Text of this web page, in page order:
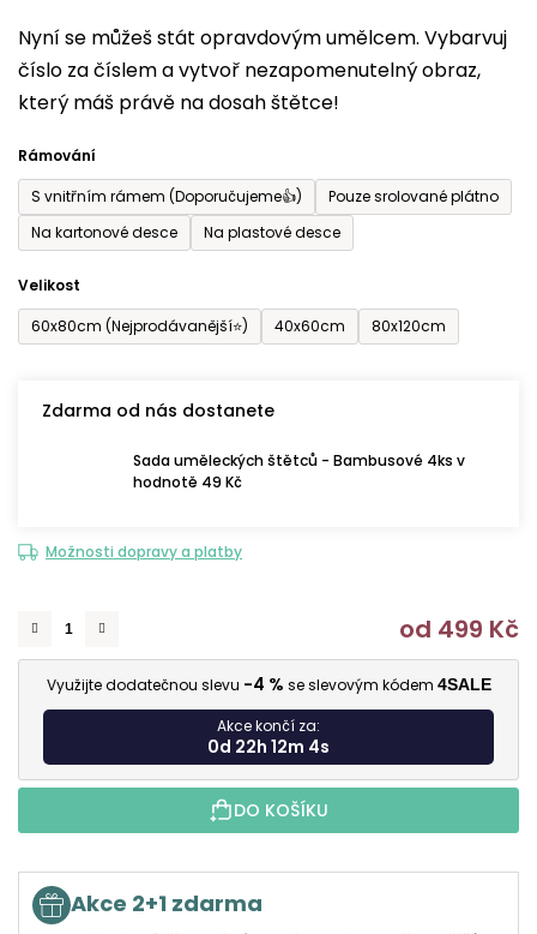
Nyní se můžeš stát opravdovým umělcem. Vybarvuj
číslo za číslem a vytvoř nezapomenutelný obraz,
který máš právě na dosah štětce!
Rámování
S vnitřním rámem (Doporučujeme👍)
Pouze srolované plátno
Na kartonové desce
Na plastové desce
Velikost
60x80cm (Nejprodávanější⭐)
40x60cm 80x120cm
Zdarma od nás dostanete
Sada uměleckých štětců - Bambusové 4ks v
hodnotě 49 Kč
Možnosti dopravy a platby
od 499 Kč
Využijte dodatečnou slevu -4 % se slevovým kódem 4SALE
Akce končí za:
0d 22h 12m 3s
DO KOŠÍKU
Akce 2+1 zdarma
produktu
je
0,0
5
hvězdiček.